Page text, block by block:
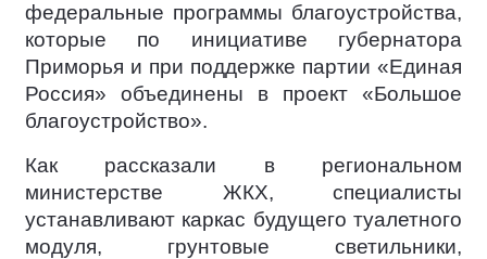
федеральные программы благоустройства,
которые по инициативе губернатора
Приморья и при поддержке партии «Единая
Россия» объединены в проект «Большое
благоустройство».
Как рассказали в региональном
министерстве ЖКХ, специалисты
устанавливают каркас будущего туалетного
модуля, грунтовые светильники,